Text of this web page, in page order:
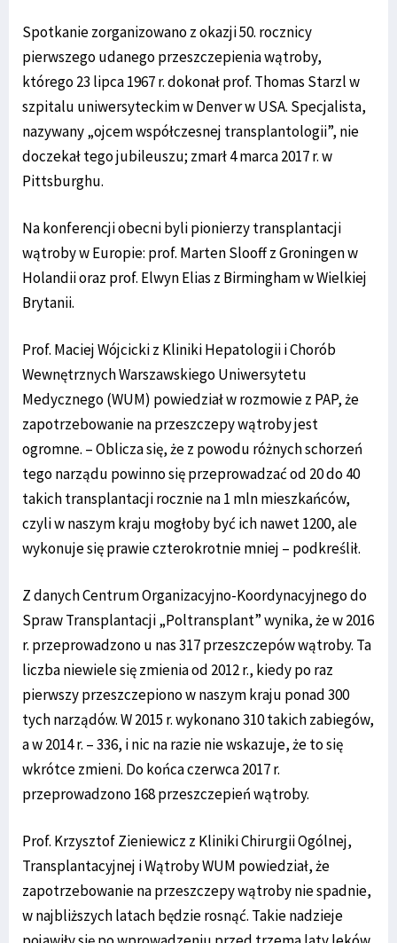
Spotkanie zorganizowano z okazji 50. rocznicy
pierwszego udanego przeszczepienia wątroby,
którego 23 lipca 1967 r. dokonał prof. Thomas Starzl w
szpitalu uniwersyteckim w Denver w USA. Specjalista,
nazywany „ojcem współczesnej transplantologii”, nie
doczekał tego jubileuszu; zmarł 4 marca 2017 r. w
Pittsburghu.
Na konferencji obecni byli pionierzy transplantacji
wątroby w Europie: prof. Marten Slooff z Groningen w
Holandii oraz prof. Elwyn Elias z Birmingham w Wielkiej
Brytanii.
Prof. Maciej Wójcicki z Kliniki Hepatologii i Chorób
Wewnętrznych Warszawskiego Uniwersytetu
Medycznego (WUM) powiedział w rozmowie z PAP, że
zapotrzebowanie na przeszczepy wątroby jest
ogromne. – Oblicza się, że z powodu różnych schorzeń
tego narządu powinno się przeprowadzać od 20 do 40
takich transplantacji rocznie na 1 mln mieszkańców,
czyli w naszym kraju mogłoby być ich nawet 1200, ale
wykonuje się prawie czterokrotnie mniej – podkreślił.
Z danych Centrum Organizacyjno-Koordynacyjnego do
Spraw Transplantacji „Poltransplant” wynika, że w 2016
r. przeprowadzono u nas 317 przeszczepów wątroby. Ta
liczba niewiele się zmienia od 2012 r., kiedy po raz
pierwszy przeszczepiono w naszym kraju ponad 300
tych narządów. W 2015 r. wykonano 310 takich zabiegów,
a w 2014 r. – 336, i nic na razie nie wskazuje, że to się
wkrótce zmieni. Do końca czerwca 2017 r.
przeprowadzono 168 przeszczepień wątroby.
Prof. Krzysztof Zieniewicz z Kliniki Chirurgii Ogólnej,
Transplantacyjnej i Wątroby WUM powiedział, że
zapotrzebowanie na przeszczepy wątroby nie spadnie,
w najbliższych latach będzie rosnąć. Takie nadzieje